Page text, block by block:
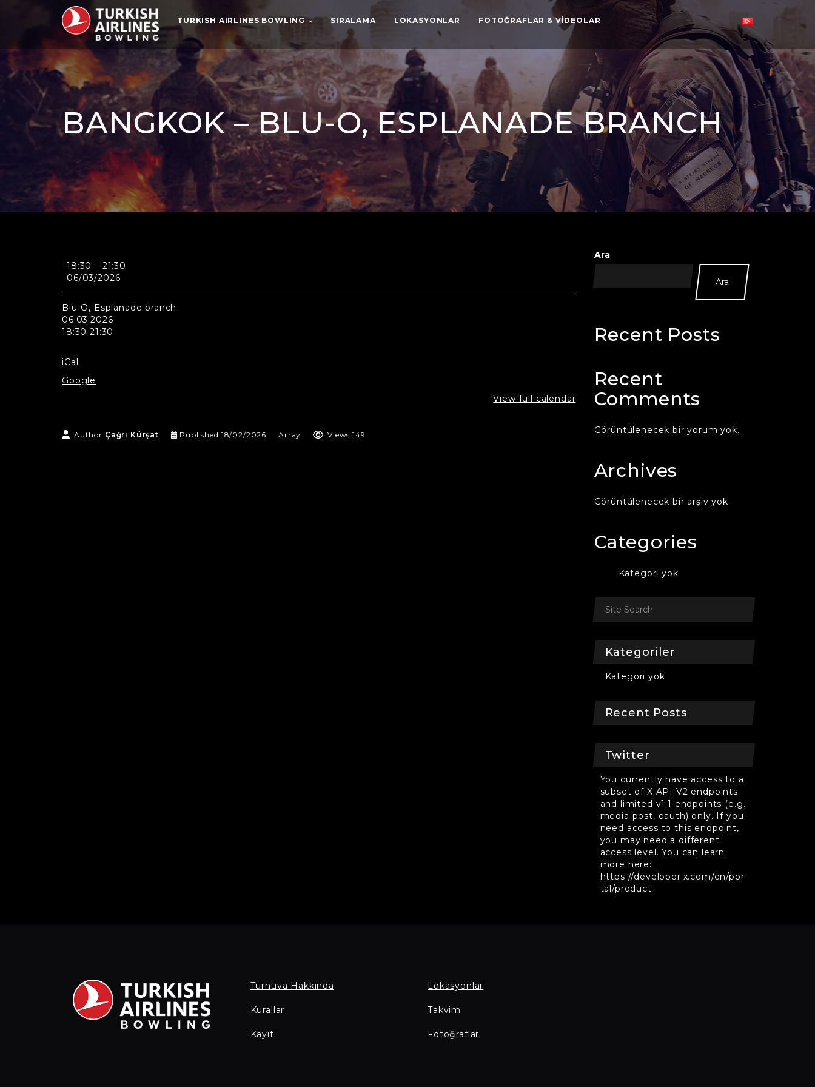
TURKISH AIRLINES BOWLING SIRALAMA LOKASYONLAR FOTOĞRAFLAR & VIDEOLAR
BANGKOK – BLU-O, ESPLANADE BRANCH
Blu-
Esplanade
branch
18:30 – 21:30
06/03/2026
Blu-O, Esplanade branch
06.03.2026
18:30 21:30
iCal
Google
View full calendar
Author Çağrı Kürşat Published 18/02/2026 Array Views 149
Ara
Ara
Recent Posts
Recent
Comments
Görüntülenecek bir yorum yok.
Archives
Görüntülenecek bir arşiv yok.
Categories
Kategori yok
Kategoriler
Kategori yok
Recent Posts
Twitter
You currently have access to a
subset of X API V2 endpoints
and limited v1.1 endpoints (e.g.
media post, oauth) only. If you
need access to this endpoint,
you may need a different
access level. You can learn
more here:
https://developer.x.com/en/por
tal/product
Turnuva Hakkında
Kurallar
Kayıt
Lokasyonlar
Takvim
Fotoğraflar